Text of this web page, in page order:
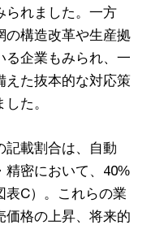
られました。一方
の構造改革や生産拠
る企業もみられ、一
えた抜本的な対応策
た。
記載割合は、自動
精密において、40%
表C）。これらの業
価格の上昇、将来的